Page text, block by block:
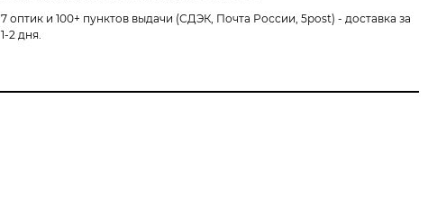
7 оптик и 100+ пунктов выдачи (СДЭК, Почта России, 5post) - доставка за
1-2 дня.